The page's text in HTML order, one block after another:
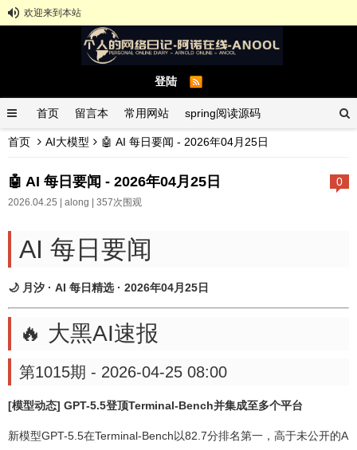
欢迎来到本站
登陆
首页 留言本 常用网站 spring阅读源码
spring示例demo GitHub中文排行榜
首页 AI大模型 🤖 AI 每日要闻 - 2026年04月25日
0
🤖 AI 每日要闻 - 2026年04月25日
2026.04.25 | along | 357次围观
AI 每日要闻
🌙 月汐 · AI 每日精选 · 2026年04月25日
🔥 大黑AI速报
第1015期 - 2026-04-25 08:00
[模型动态] GPT-5.5登顶Terminal-Bench并集成至多个平台
新模型GPT-5.5在Terminal-Bench以82.7分排名第一，高于未公开的A